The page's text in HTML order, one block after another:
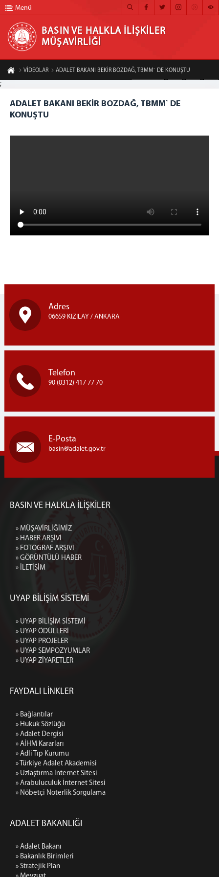
BASIN VE HALKLA İLİŞKİLER MÜŞAVİRLİĞİ
ANA SAYFA
MÜŞAVİRLİĞİMİZ
HABER ARŞİVİ
FOTOĞRAF ARŞİVİ
Menü
BASIN VE HALKLA İLİŞKİLER
MÜŞAVİRLİĞİ
VİDEOLAR ADALET BAKANI BEKİR BOZDAĞ, TBMM` DE KONUŞTU
;
ADALET BAKANI BEKİR BOZDAĞ, TBMM` DE
KONUŞTU
Adres
06659 KIZILAY / ANKARA
Telefon
90 (0312) 417 77 70
E-Posta
basin adalet.gov.tr
BASIN VE HALKLA İLİŞKİLER
» MÜŞAVİRLİĞİMİZ
» HABER ARŞİVİ
» FOTOĞRAF ARŞİVİ
» GÖRÜNTÜLÜ HABER
» İLETİŞİM
UYAP BİLİŞİM SİSTEMİ
» UYAP BİLİŞİM SİSTEMİ
» UYAP ÖDÜLLERİ
» UYAP PROJELER
» UYAP SEMPOZYUMLAR
» UYAP ZİYARETLER
FAYDALI LİNKLER
» Bağlantılar
» Hukuk Sözlüğü
» Adalet Dergisi
» AİHM Kararları
» Adli Tıp Kurumu
» Türkiye Adalet Akademisi
» Uzlaştırma İnternet Sitesi
» Arabuluculuk İnternet Sitesi
» Nöbetçi Noterlik Sorgulama
ADALET BAKANLIĞI
» Adalet Bakanı
» Bakanlık Birimleri
» Stratejik Plan